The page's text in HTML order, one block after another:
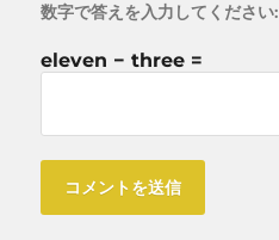
数字で答えを入力してください:
eleven − three =